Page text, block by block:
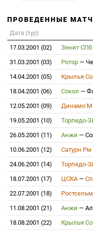
ПРОВЕДЕННЫЕ
Дата (тур)
17.03.2001 (02)
Зенит СПб
31.03.2001 (03)
Ротор —
14.04.2001 (05)
Крылья
18.04.2001 (06)
Сокол —
12.05.2001 (09)
Динамо М
19.05.2001 (10)
Торпедо-
26.05.2001 (11)
Анжи —
10.06.2001 (12)
Сатурн Рм
24.06.2001 (14)
Торпедо-
18.07.2001 (17)
ЦСКА—
22.07.2001 (18)
11.08.2001 (21)
Анжи —
18.08.2001 (22)
Крылья